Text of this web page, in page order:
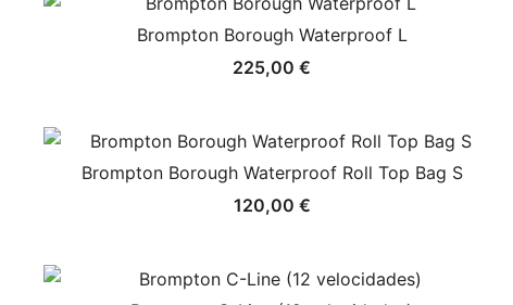
Brompton Borough Waterproof L
225,00 €
Brompton Borough Waterproof Roll Top Bag S
120,00 €